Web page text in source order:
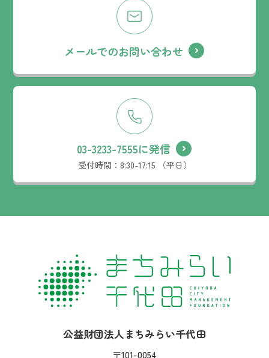
メールでのお問い合わせ
03-3233-7555に発信
受付時間： 8:30-17:15 （平日）
社名：
公益財団法人まちみらい千代田
住所：
〒101-0054